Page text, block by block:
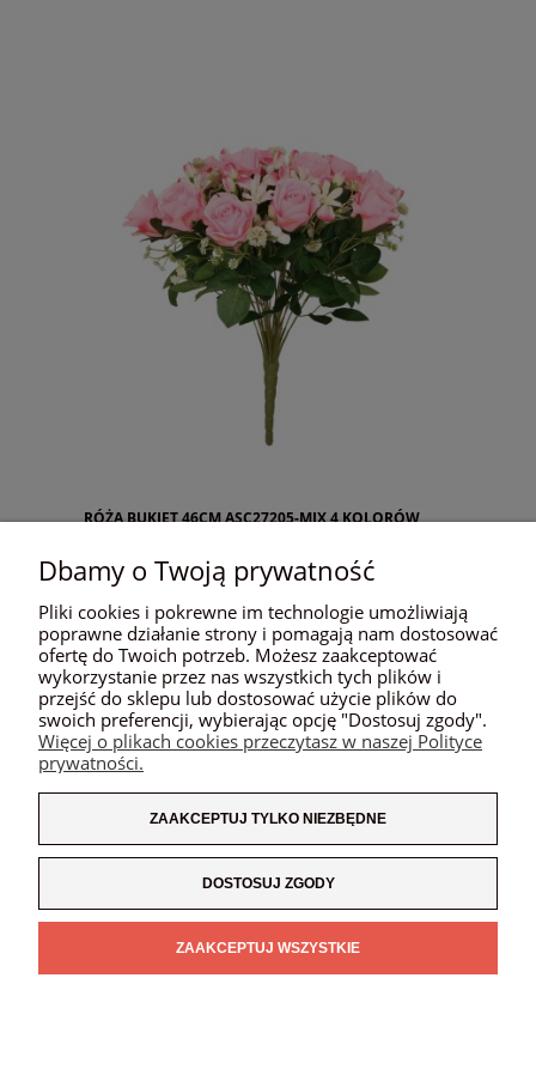
RÓŻA BUKIET 46CM ASC27205-MIX 4 KOLORÓW
POMOC
MOJE KONTO
PŁATNOŚCI I DOSTAWA
O NAS
Dbamy o Twoją prywatność
Pliki cookies i pokrewne im technologie umożliwiają
poprawne działanie strony i pomagają nam dostosować
ofertę do Twoich potrzeb. Możesz zaakceptować
wykorzystanie przez nas wszystkich tych plików i
przejść do sklepu lub dostosować użycie plików do
swoich preferencji, wybierając opcję "Dostosuj zgody".
Więcej o plikach cookies przeczytasz w naszej Polityce
prywatności.
ZAAKCEPTUJ TYLKO NIEZBĘDNE
DOSTOSUJ ZGODY
ZAAKCEPTUJ WSZYSTKIE